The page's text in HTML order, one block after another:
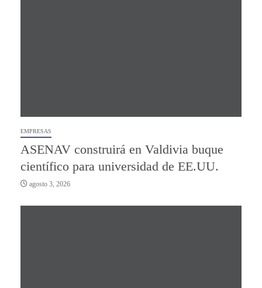
EMPRESAS
ASENAV construirá en Valdivia buque
científico para universidad de EE.UU.
agosto 3, 2026